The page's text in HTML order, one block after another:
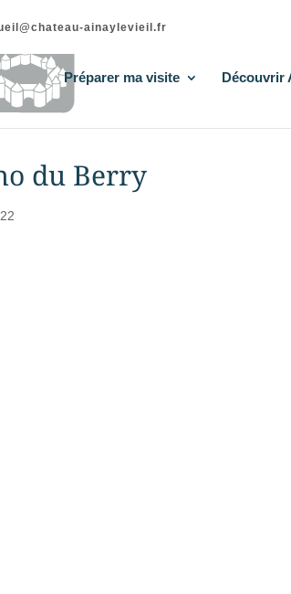
ainaylevieil.fr
Préparer ma visite Découvrir
du Berry